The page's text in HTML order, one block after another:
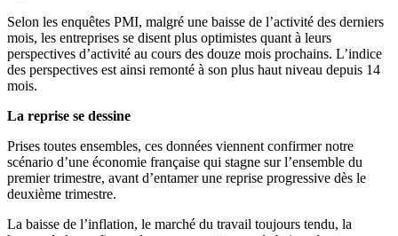
Selon les enquêtes PMI, malgré une baisse de l’activité des derniers
mois, les entreprises se disent plus optimistes quant à leurs
perspectives d’activité au cours des douze mois prochains. L’indice
des perspectives est ainsi remonté à son plus haut niveau depuis 14
mois.
La reprise se dessine
Prises toutes ensembles, ces données viennent confirmer notre
scénario d’une économie française qui stagne sur l’ensemble du
premier trimestre, avant d’entamer une reprise progressive dès le
deuxième trimestre.
La baisse de l’inflation, le marché du travail toujours tendu, la